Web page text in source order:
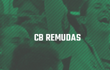
CB REMUDAS